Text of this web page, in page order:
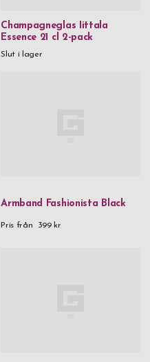
Champagneglas Iittala
Essence 21 cl 2-pack
Slut i lager
Armband Fashionista Black
Pris från 399 kr